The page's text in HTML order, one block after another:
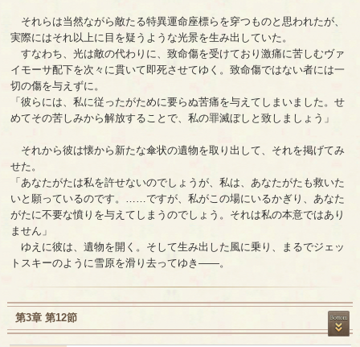
それらは当然ながら敵たる特異運命座標らを穿つものと思われたが、
実際にはそれ以上に目を疑うような光景を生み出していた。
すなわち、光は敵の代わりに、致命傷を受けており激痛に苦しむヴァ
イモーサ配下を次々に貫いて即死させてゆく。致命傷ではない者には一
切の傷を与えずに。
「彼らには、私に従ったがために要らぬ苦痛を与えてしまいました。せ
めてその苦しみから解放することで、私の罪滅ぼしと致しましょう」
それから彼は懐から新たな傘状の遺物を取り出して、それを掲げてみ
せた。
「あなたがたは私を許せないのでしょうが、私は、あなたがたも救いた
いと願っているのです。……ですが、私がこの場にいるかぎり、あなた
がたに不要な憤りを与えてしまうのでしょう。それは私の本意ではあり
ません」
ゆえに彼は、遺物を開く。そして生み出した風に乗り、まるでジェッ
トスキーのように雪原を滑り去ってゆき――。
第3章 第12節